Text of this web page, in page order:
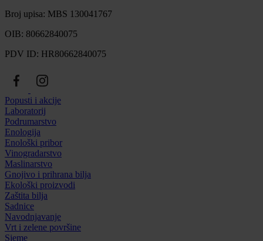
Broj upisa: MBS 130041767
OIB: 80662840075
PDV ID: HR80662840075
Popusti i akcije
Laboratorij
Podrumarstvo
Enologija
Enološki pribor
Vinogradarstvo
Maslinarstvo
Gnojivo i prihrana bilja
Ekološki proizvodi
Zaštita bilja
Sadnice
Navodnjavanje
Vrt i zelene površine
Sjeme